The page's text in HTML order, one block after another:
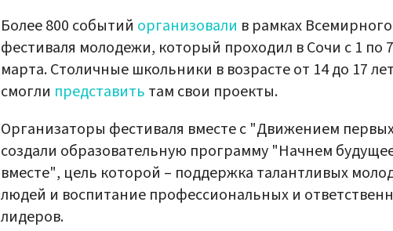
Более 800 событий организовали в рамках Всемирного
фестиваля молодежи, который проходил в Сочи с 1 по 7
марта. Столичные школьники в возрасте от 14 до 17 лет
смогли представить там свои проекты.
Организаторы фестиваля вместе с "Движением
создали образовательную программу "Начнем
вместе", цель которой – поддержка талантливых
людей и воспитание профессиональных и
лидеров.